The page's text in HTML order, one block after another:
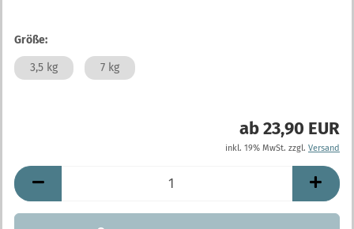
Größe:
3,5 kg 7 kg
ab 23,90 EUR
inkl. 19% MwSt. zzgl. Versand